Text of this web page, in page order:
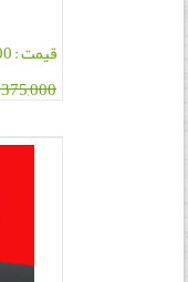
قیمت : 375,000 (تومان)
375,000 تومان